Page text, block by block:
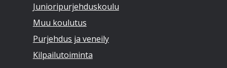
Junioripurjehduskoulu
Muu koulutus
Purjehdus ja veneily
Kilpailutoiminta